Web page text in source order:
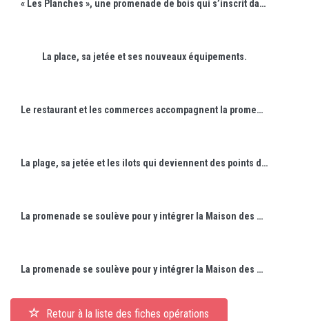
« Les Planches », une promenade de bois qui s’inscrit dans la topographie du site et souligne les courbes de niveaux.
La place, sa jetée et ses nouveaux équipements.
Le restaurant et les commerces accompagnent la promenade.
La plage, sa jetée et les ilots qui deviennent des points de convergences des baigneurs.
La promenade se soulève pour y intégrer la Maison des Promenades dont la toiture devient alors un belvédère et un point d’observation du lac.
La promenade se soulève pour y intégrer la Maison des Promenades dont la toiture devient alors un belvédère et un point d’observation du lac.
Retour à la liste des fiches opérations